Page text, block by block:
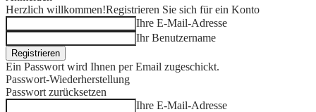
Herzlich willkommen!Registrieren Sie sich für ein Konto
Ihre E-Mail-Adresse
Ihr Benutzername
Ein Passwort wird Ihnen per Email zugeschickt.
Passwort-Wiederherstellung
Passwort zurücksetzen
Ihre E-Mail-Adresse